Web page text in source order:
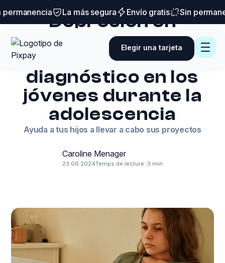
La más segura Envío gratis Sin
Elegir una tarjeta
Trucos y consejos
Depresión en
adolescentes:
síntomas y
diagnóstico en los
jóvenes durante la
adolescencia
Ayuda a tus hijos a llevar a cabo sus proyectos
Caroline Menager
23.06.2024Temps de lecture :3 min